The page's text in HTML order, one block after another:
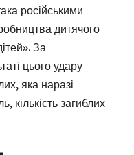
російськими
дитячого
За
цього удару
яка наразі
кількість загиблих